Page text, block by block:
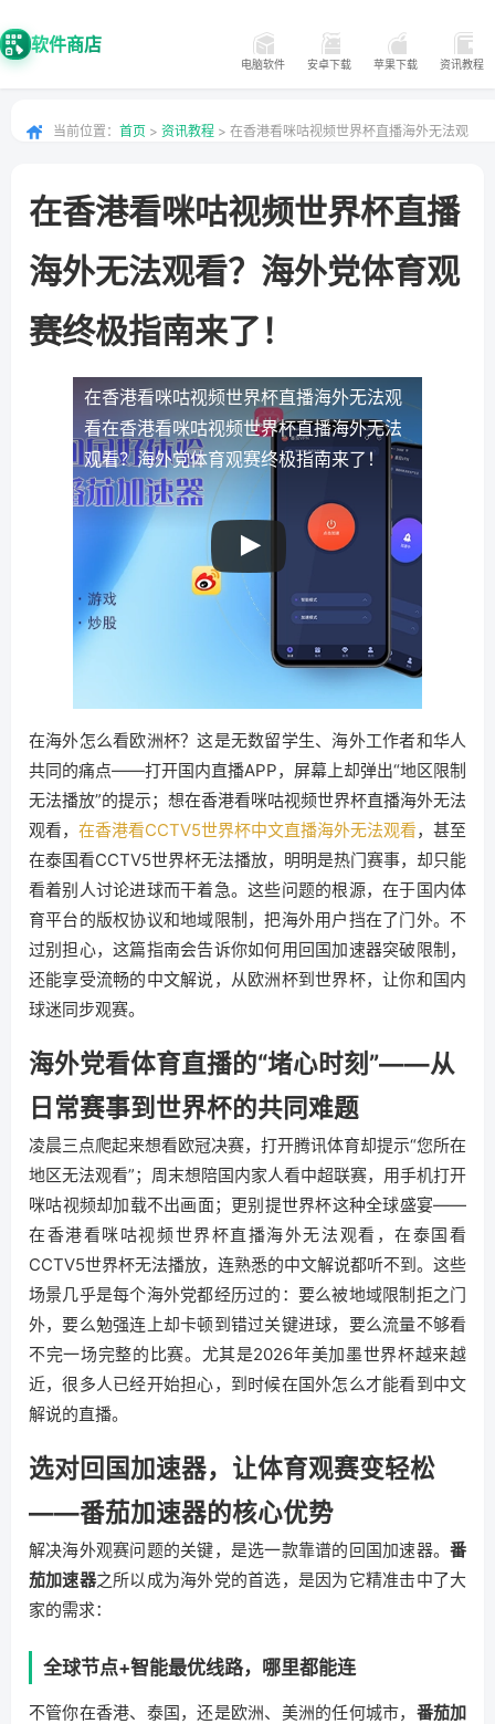
软件商店
电脑软件 安卓下载 苹果下载 资讯教程
当前位置： 首页 > 资讯教程 > 在香港看咪咕视频世界杯直播海外无法观
在香港看咪咕视频世界杯直播
海外无法观看？海外党体育观
赛终极指南来了！
在香港看咪咕视频世界杯直播海外无法观
看在香港看咪咕视频世界杯直播海外无法
观看？海外党体育观赛终极指南来了！
在海外怎么看欧洲杯？这是无数留学生、海外工作者和华人
共同的痛点——打开国内直播APP，屏幕上却弹出“地区限制
无法播放”的提示；想在香港看咪咕视频世界杯直播海外无法
观看， 在香港看CCTV5世界杯中文直播海外无法观看，甚至
在泰国看CCTV5世界杯无法播放，明明是热门赛事，却只能
看着别人讨论进球而干着急。这些问题的根源，在于国内体
育平台的版权协议和地域限制，把海外用户挡在了门外。不
过别担心，这篇指南会告诉你如何用回国加速器突破限制，
还能享受流畅的中文解说，从欧洲杯到世界杯，让你和国内
球迷同步观赛。
海外党看体育直播的“堵心时刻”——从
日常赛事到世界杯的共同难题
凌晨三点爬起来想看欧冠决赛，打开腾讯体育却提示“您所在
地区无法观看”；周末想陪国内家人看中超联赛，用手机打开
咪咕视频却加载不出画面；更别提世界杯这种全球盛宴——
在香港看咪咕视频世界杯直播海外无法观看，在泰国看
CCTV5世界杯无法播放，连熟悉的中文解说都听不到。这些
场景几乎是每个海外党都经历过的：要么被地域限制拒之门
外，要么勉强连上却卡顿到错过关键进球，要么流量不够看
不完一场完整的比赛。尤其是2026年美加墨世界杯越来越
近，很多人已经开始担心，到时候在国外怎么才能看到中文
解说的直播。
选对回国加速器，让体育观赛变轻松
——番茄加速器的核心优势
解决海外观赛问题的关键，是选一款靠谱的回国加速器。 番
茄加速器之所以成为海外党的首选，是因为它精准击中了大
家的需求：
全球节点+智能最优线路，哪里都能连
不管你在香港、泰国，还是欧洲、美洲的任何城市， 番茄加